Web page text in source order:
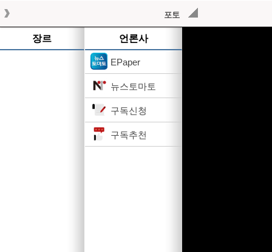
포토
장르 언론사
EPaper
뉴스토마토
구독신청
구독추천
작성된 기사가 없습니다.